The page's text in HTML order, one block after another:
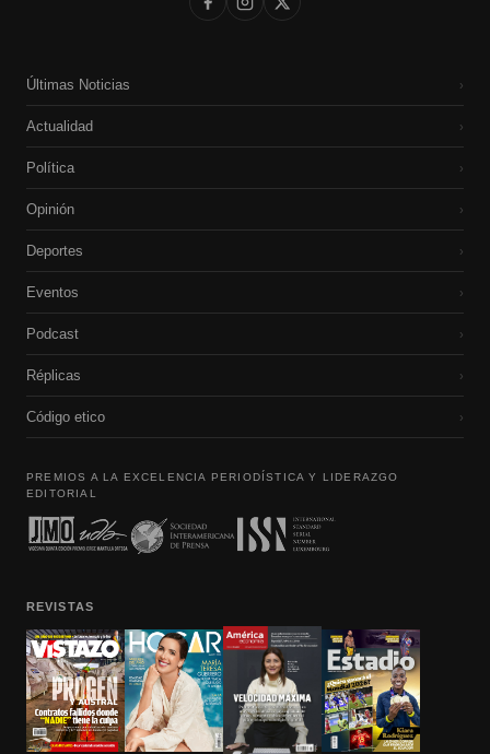
Últimas Noticias ›
Actualidad ›
Política ›
Opinión ›
Deportes ›
Eventos ›
Podcast ›
Réplicas ›
Código etico ›
PREMIOS A LA EXCELENCIA PERIODÍSTICA Y LIDERAZGO
EDITORIAL
REVISTAS